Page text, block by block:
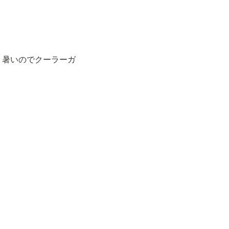
暑いのでクーラーガ